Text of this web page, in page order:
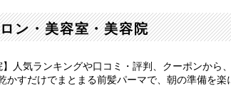
ン・美容室・美容院
人気ランキングや口コミ・評判、クーポンか
すだけでまとまる前髪パーマで、朝の準備を